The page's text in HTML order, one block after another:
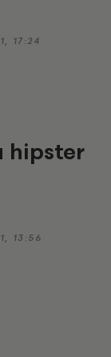
17:24
hipster
13:56